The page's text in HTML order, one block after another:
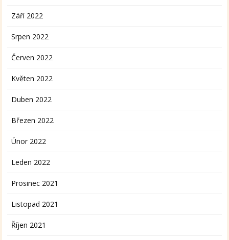
Září 2022
Srpen 2022
Červen 2022
Květen 2022
Duben 2022
Březen 2022
Únor 2022
Leden 2022
Prosinec 2021
Listopad 2021
Říjen 2021